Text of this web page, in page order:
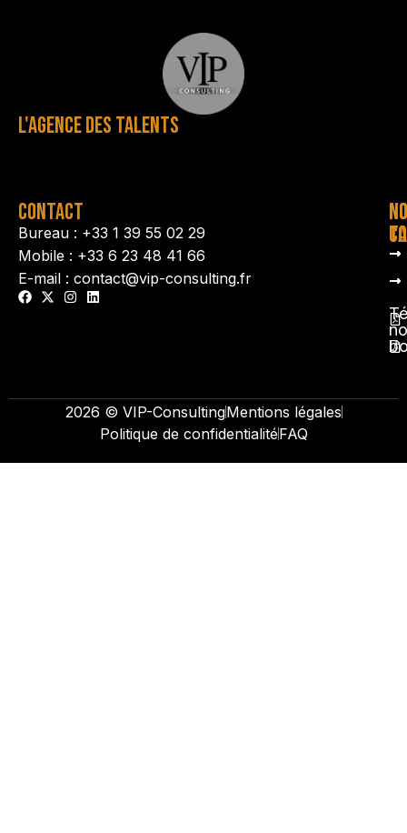
L'AGENCE DES TALENTS
CONTACT
Bureau : +33 1 39 55 02 29
Mobile : +33 6 23 48 41 66
E-mail : contact@vip-consulting.fr
2026 © VIP-ConsultingMentions légales
Politique de confidentialitéFAQ